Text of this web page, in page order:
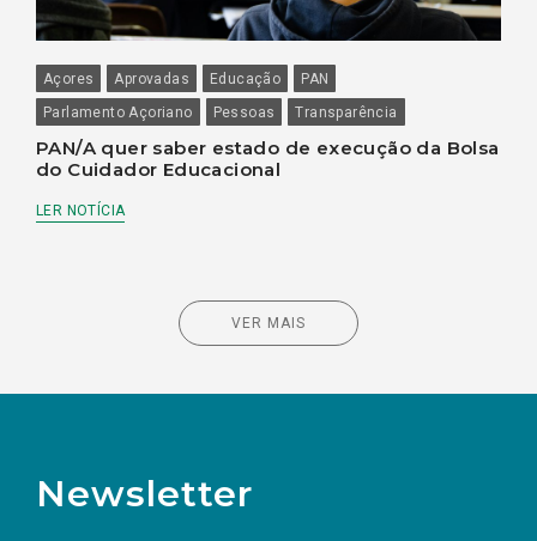
Açores Aprovadas Educação
PAN
Parlamento Açoriano
Pessoas Transparência
PAN/A quer saber estado de execução da Bolsa
do Cuidador Educacional
LER NOTÍCIA
VER MAIS
Newsletter